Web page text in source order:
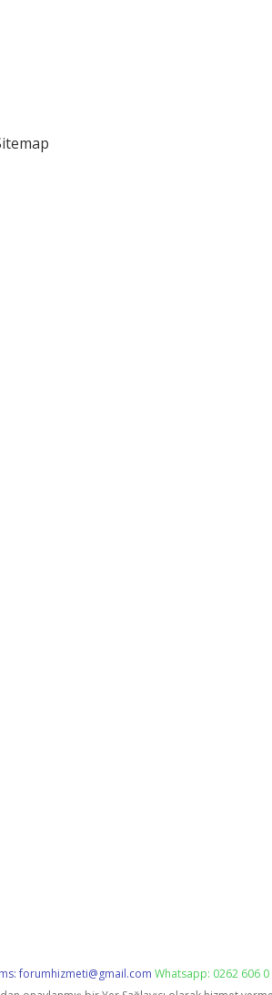
forumhizmeti@gmail.com Whatsapp: 0262 606 0